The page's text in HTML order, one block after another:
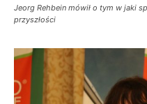
Jeorg Rehbein mówił o tym w jaki
przyszłości